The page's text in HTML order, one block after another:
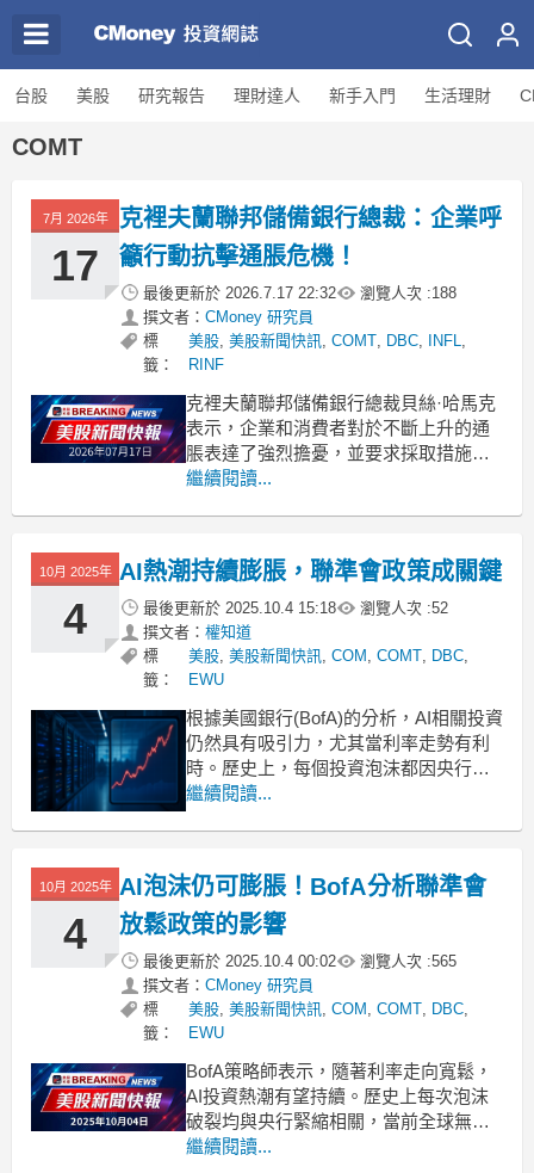
台股 美股 研究報告 理財達人 新手入門 生活理財
COMT
7月 2026年
17
克裡夫蘭聯邦儲備銀行總裁：企業呼
籲行動抗擊通脹危機！
最後更新於 2026.7.17 22:32 瀏覽人次 :188
撰文者： CMoney 研究員
標
籤：
美股,美股新聞快訊,COMT, DBC, INFL,
RINF
克裡夫蘭聯邦儲備銀行總裁貝絲·哈馬克
表示，企業和消費者對於不斷上升的通
脹表達了強烈擔憂，並要求採取措施應
對。 .badgeprice-container {
gap: 1rem !important;
繼續閱讀...
10月 2025年
4
AI熱潮持續膨脹，聯準會政策成關鍵
最後更新於 2025.10.4 15:18 瀏覽人次 :52
撰文者： 權知道
標
籤：
美股, 美股新聞快訊, COM , COMT, DBC,
EWU
根據美國銀行(BofA)的分析，AI相關投資
仍然具有吸引力，尤其當利率走勢有利
時。歷史上，每個投資泡沫都因央行緊
縮政策而破裂。然而，在過去兩個月
合週期性資產美國銀行策略師Michael
Hartnett建議，面對AI市場的投資策
繼續閱讀...
10月 2025年
4
AI泡沫仍可膨脹！BofA分析聯準會
放鬆政策的影響
最後更新於 2025.10.4 00:02 瀏覽人次 :565
撰文者： CMoney 研究員
標
籤：
美股, 美股新聞快訊, COM , COMT, DBC,
EWU
BofA策略師表示，隨著利率走向寬鬆，
AI投資熱潮有望持續。歷史上每次泡沫
破裂均與央行緊縮相關，當前全球無央
行加息。 .badgeprice-container {
繼續閱讀...